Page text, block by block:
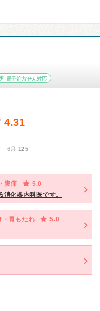
電子処方せん対応
4.31
6月:125
腹痛
5.0
化器内科医です。
・胃もたれ
5.0